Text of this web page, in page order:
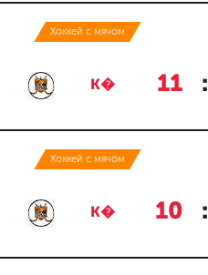
Хоккей с мячом
К� 11 :
Хоккей с мячом
К� 10 :